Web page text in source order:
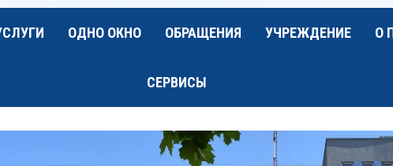
ОДНО ОКНО ОБРАЩЕНИЯ УЧРЕЖДЕНИЕ О
СЕРВИСЫ